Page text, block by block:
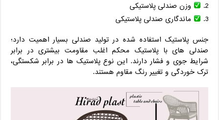
وزن صندلی پلاستیکی
ماندگاری صندلی پلاستیکی
جنس پلاستیک استفاده شده در تولید صندلی بسیار اهمیت دارد؛
صندلی های با پلاستیک محکم اغلب مقاومت بیشتری در برابر
شرایط جوی و فشار دارند. این نوع پلاستیک ها در برابر شکستگی،
ترک خوردگی و تغییر رنگ مقاوم هستند.